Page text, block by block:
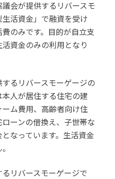
会が提供するリバースモ
活資金」で融資を受け
のみです。目的が自立支
資金のみの利用となり
るリバースモーゲージの
人が居住する住宅の建
ム費用、高齢者向け住
ーンの借換え、子世帯な
なっています。生活資金
リバースモーゲージで